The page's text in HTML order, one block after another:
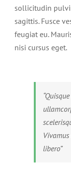
sollicitudin
sagittis. Fusce
feugiat eu.
nisi cursus eget.
libero”